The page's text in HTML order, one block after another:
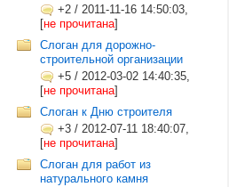
+2 / 2011-11-16 14:50:03,
[не прочитана]
Слоган для дорожно-
строительной организации
+5 / 2012-03-02 14:40:35,
[не прочитана]
Слоган к Дню строителя
+3 / 2012-07-11 18:40:07,
[не прочитана]
Слоган для работ из
натурального камня